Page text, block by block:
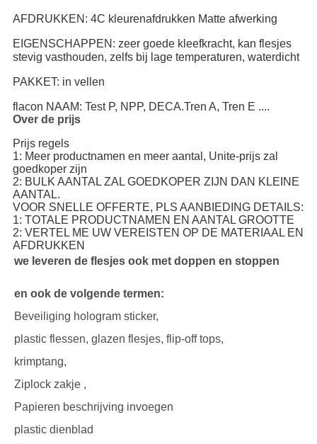
AFDRUKKEN: 4C kleurenafdrukken Matte afwerking
EIGENSCHAPPEN: zeer goede kleefkracht, kan flesjes
stevig vasthouden, zelfs bij lage temperaturen, waterdicht
PAKKET: in vellen
flacon NAAM: Test P, NPP, DECA.Tren A, Tren E ....
Over de prijs
Prijs regels
1: Meer productnamen en meer aantal, Unite-prijs zal
goedkoper zijn
2: BULK AANTAL ZAL GOEDKOPER ZIJN DAN KLEINE
AANTAL.
VOOR SNELLE OFFERTE, PLS AANBIEDING DETAILS:
1: TOTALE PRODUCTNAMEN EN AANTAL GROOTTE
2: VERTEL ME UW VEREISTEN OP DE MATERIAAL EN
AFDRUKKEN
we leveren de flesjes ook met doppen en stoppen
en ook de volgende termen:
Beveiliging hologram sticker,
plastic flessen, glazen flesjes, flip-off tops,
krimptang,
Ziplock zakje ,
Papieren beschrijving invoegen
plastic dienblad